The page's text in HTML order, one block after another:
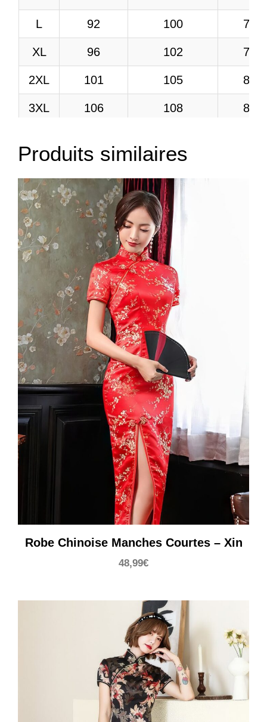
L 92 100 74
XL 96 102 78
2XL 101 105 82
3XL 106 108 86
Produits similaires
Robe Chinoise Manches Courtes – Xin
48,99€